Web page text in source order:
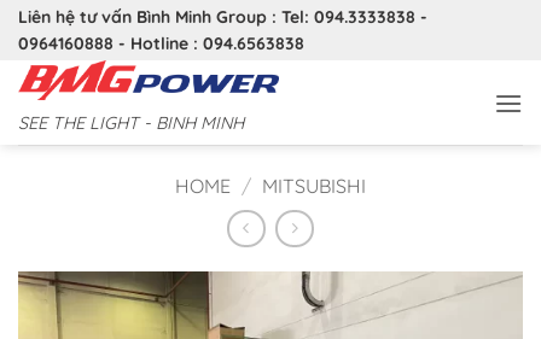
Bỏ
qua
nội
dung
Liên hệ tư vấn Bình Minh Group : Tel: 094.3333838 -
0964160888 - Hotline : 094.6563838
SEE THE LIGHT - BINH MINH
HOME / MITSUBISHI